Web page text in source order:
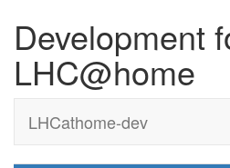
Development
LHC@home
LHCathome-dev